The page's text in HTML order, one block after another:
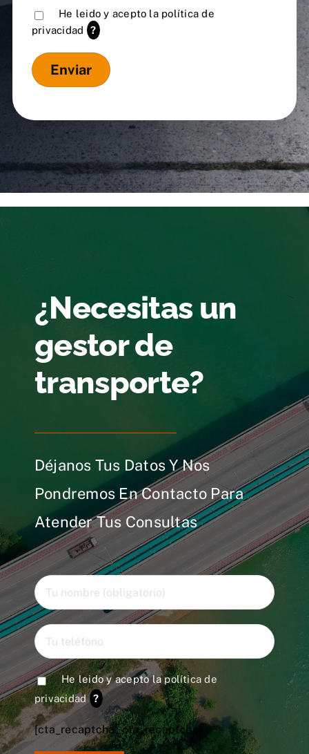
He leido y acepto la política de
privacidad
?
¿Necesitas un
gestor de
transporte?
Déjanos Tus Datos Y Nos
Pondremos En Contacto Para
Atender Tus Consultas
He leido y acepto lapolítica de
privacidad ?
[cta_recaptcha* cta_recaptcha]